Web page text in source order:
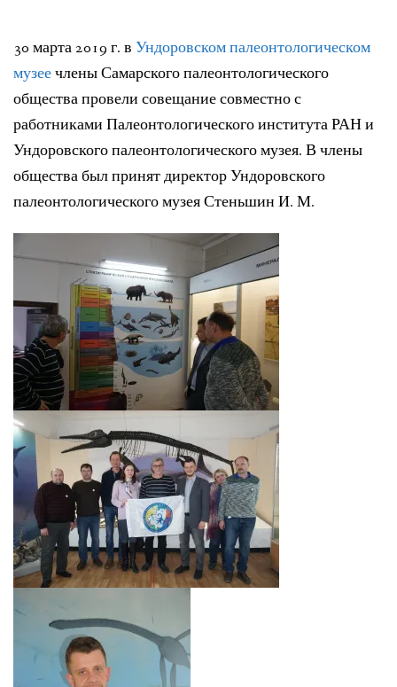
ГРУППА ВКОНТАКТЕ
ПОЛЕЗНЫЕ САЙТЫ
НАШИ НАГРАДЫ
НАШИ НАХОДКИ
КОНТАКТЫ
ДОКУМЕНТЫ
ВЕРСИЯ ДЛЯ СЛАБОВИДЯЩИХ
30 марта 2019 г. в Ундоровском палеонтологическом
музеечлены Самарского палеонтологического
общества провели совещание совместно с
работниками Палеонтологического института РАН и
Ундоровского палеонтологического музея. В члены
общества был принят директор Ундоровского
палеонтологического музея Стеньшин И. М.